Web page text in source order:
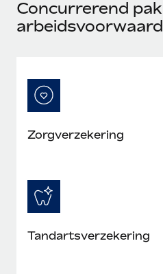
Concurrerend
Zorgverzekering
Tandartsverzekering